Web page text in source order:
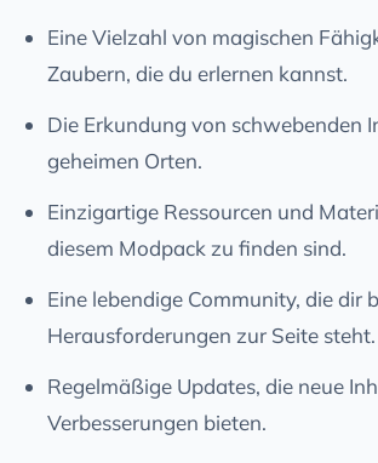
Eine Vielzahl von magischen
Zaubern, die du erlernen kannst.
Die Erkundung von schwebenden
geheimen Orten.
Einzigartige Ressourcen und
diesem Modpack zu finden sind.
Eine lebendige Community, die dir
Herausforderungen zur Seite steht.
Regelmäßige Updates, die neue
Verbesserungen bieten.